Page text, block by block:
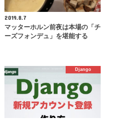
2019.8.7
マッターホルン前夜は本場の「チ
ーズフォンデュ」を堪能する
Django